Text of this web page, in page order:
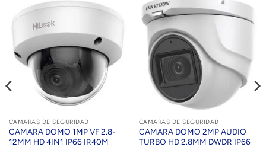
CÁMARAS DE SEGURIDAD
CAMARA DOMO 1MP VF 2.8-
12MM HD 4IN1 IP66 IR40M
CÁMARAS DE SEGURIDAD
CAMARA DOMO 2MP AUDIO
TURBO HD 2.8MM DWDR IP66